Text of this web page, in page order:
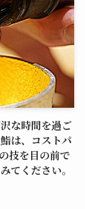
な時間を過ご
は、コストパ
技を目の前で
てください。